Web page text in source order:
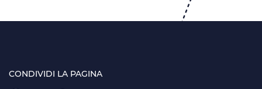
CONDIVIDI LA PAGINA